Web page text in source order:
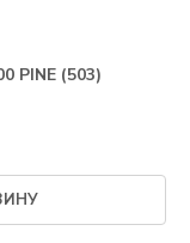
PINE (503)